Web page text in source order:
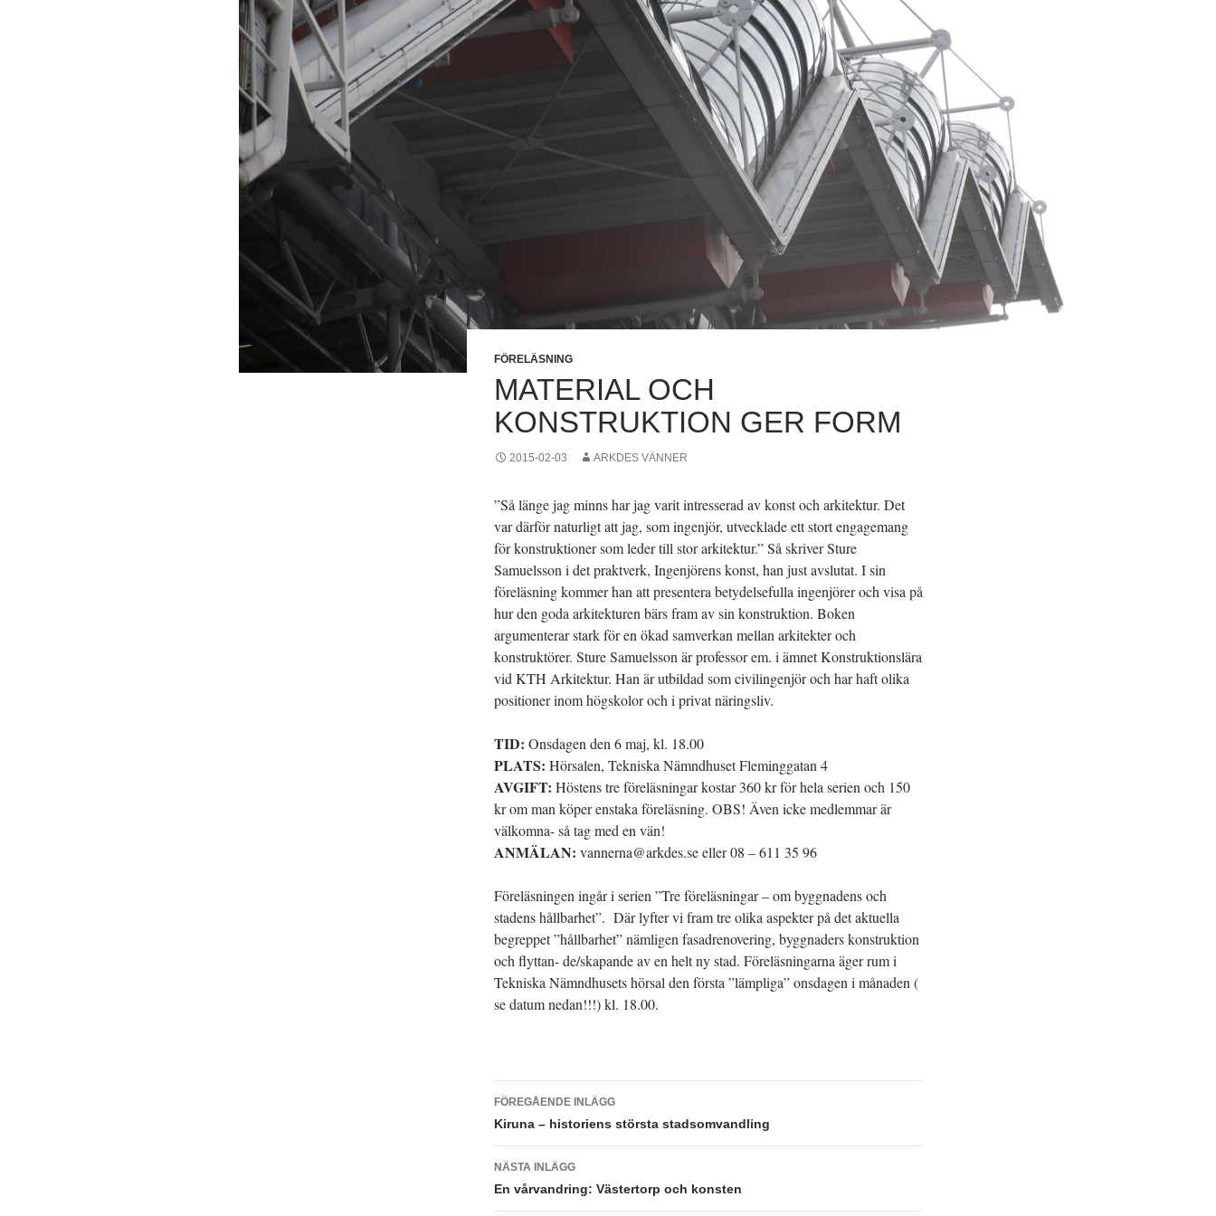
FÖRELÄSNING
MATERIAL OCH
KONSTRUKTION GER FORM
2015-02-03 ARKDES VÄNNER
”Så länge jag minns har jag varit intresserad av konst och arkitektur. Det
var därför naturligt att jag, som ingenjör, utvecklade ett stort engagemang
för konstruktioner som leder till stor arkitektur.” Så skriver Sture
Samuelsson i det praktverk, Ingenjörens konst, han just avslutat. I sin
föreläsning kommer han att presentera betydelsefulla ingenjörer och visa på
hur den goda arkitekturen bärs fram av sin konstruktion. Boken
argumenterar stark för en ökad samverkan mellan arkitekter och
konstruktörer. Sture Samuelsson är professor em. i ämnet Konstruktionslära
vid KTH Arkitektur. Han är utbildad som civilingenjör och har haft olika
positioner inom högskolor och i privat näringsliv.
TID: Onsdagen den 6 maj, kl. 18.00
PLATS: Hörsalen, Tekniska Nämndhuset Fleminggatan 4
AVGIFT: Höstens tre föreläsningar kostar 360 kr för hela serien och 150
kr om man köper enstaka föreläsning. OBS! Även icke medlemmar är
välkomna- så tag med en vän!
ANMÄLAN: vannerna@arkdes.se eller 08 – 611 35 96
Föreläsningen ingår i serien ”Tre föreläsningar – om byggnadens och
stadens hållbarhet”. Där lyfter vi fram tre olika aspekter på det aktuella
begreppet ”hållbarhet” nämligen fasadrenovering, byggnaders konstruktion
och flyttan- de/skapande av en helt ny stad. Föreläsningarna äger rum i
Tekniska Nämndhusets hörsal den första ”lämpliga” onsdagen i månaden (
se datum nedan!!!) kl. 18.00.
Inläggsnavigering
FÖREGÅENDE INLÄGG
Kiruna – historiens största stadsomvandling
NÄSTA INLÄGG
En vårvandring: Västertorp och konsten